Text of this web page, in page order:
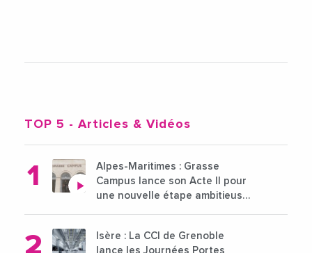
TOP 5 - Articles & Vidéos
Alpes-Maritimes : Grasse
Campus lance son Acte II pour
une nouvelle étape ambitieuse
Isère : La CCI de Grenoble
lance les Journées Portes